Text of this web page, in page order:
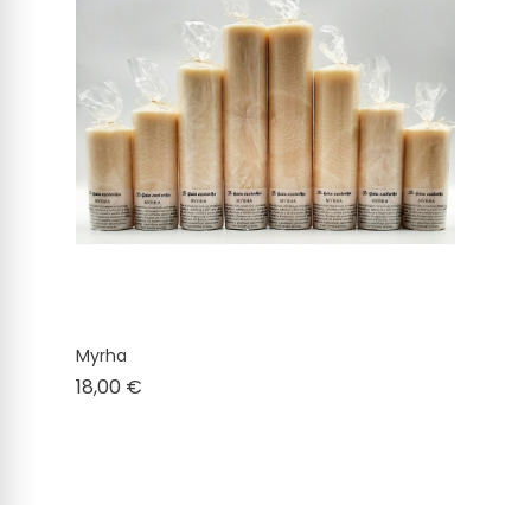
Myrha
18,00 €